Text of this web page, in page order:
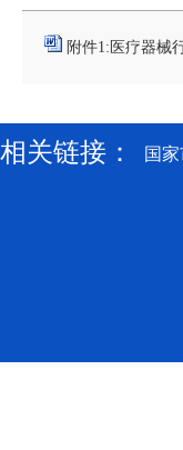
附件1:医疗器械
相关链接： 国